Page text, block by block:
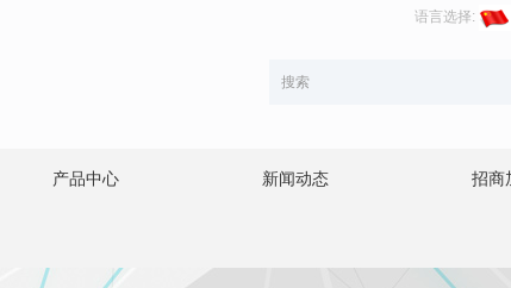
语言选择:
产品中心 新闻动态 招商